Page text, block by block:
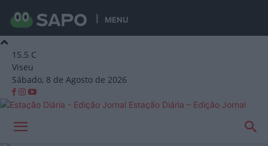
MENU
15.5 C
Viseu
Sábado, 8 de Agosto de 2026
Estação Diária – Edição Jornal